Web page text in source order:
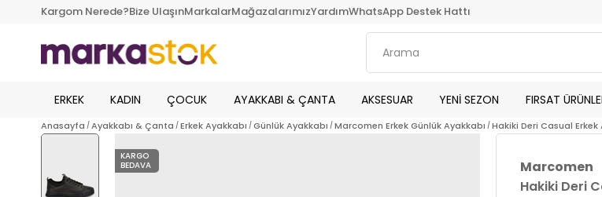
Kargom Nerede?Bize UlaşınMarkalarMağazalarımızYardımWhatsApp Destek Hattı
ERKEK KADIN ÇOCUK AYAKKABI & ÇANTA AKSESUAR YENİ SEZON FIRSAT
Anasayfa Ayakkabı & Çanta Erkek Ayakkabı Günlük Ayakkabı Marcomen Erkek Günlük Ayakkabı Hakiki Deri Casual Erkek
KARGO
BEDAVA
Marcomen
Hakiki Deri